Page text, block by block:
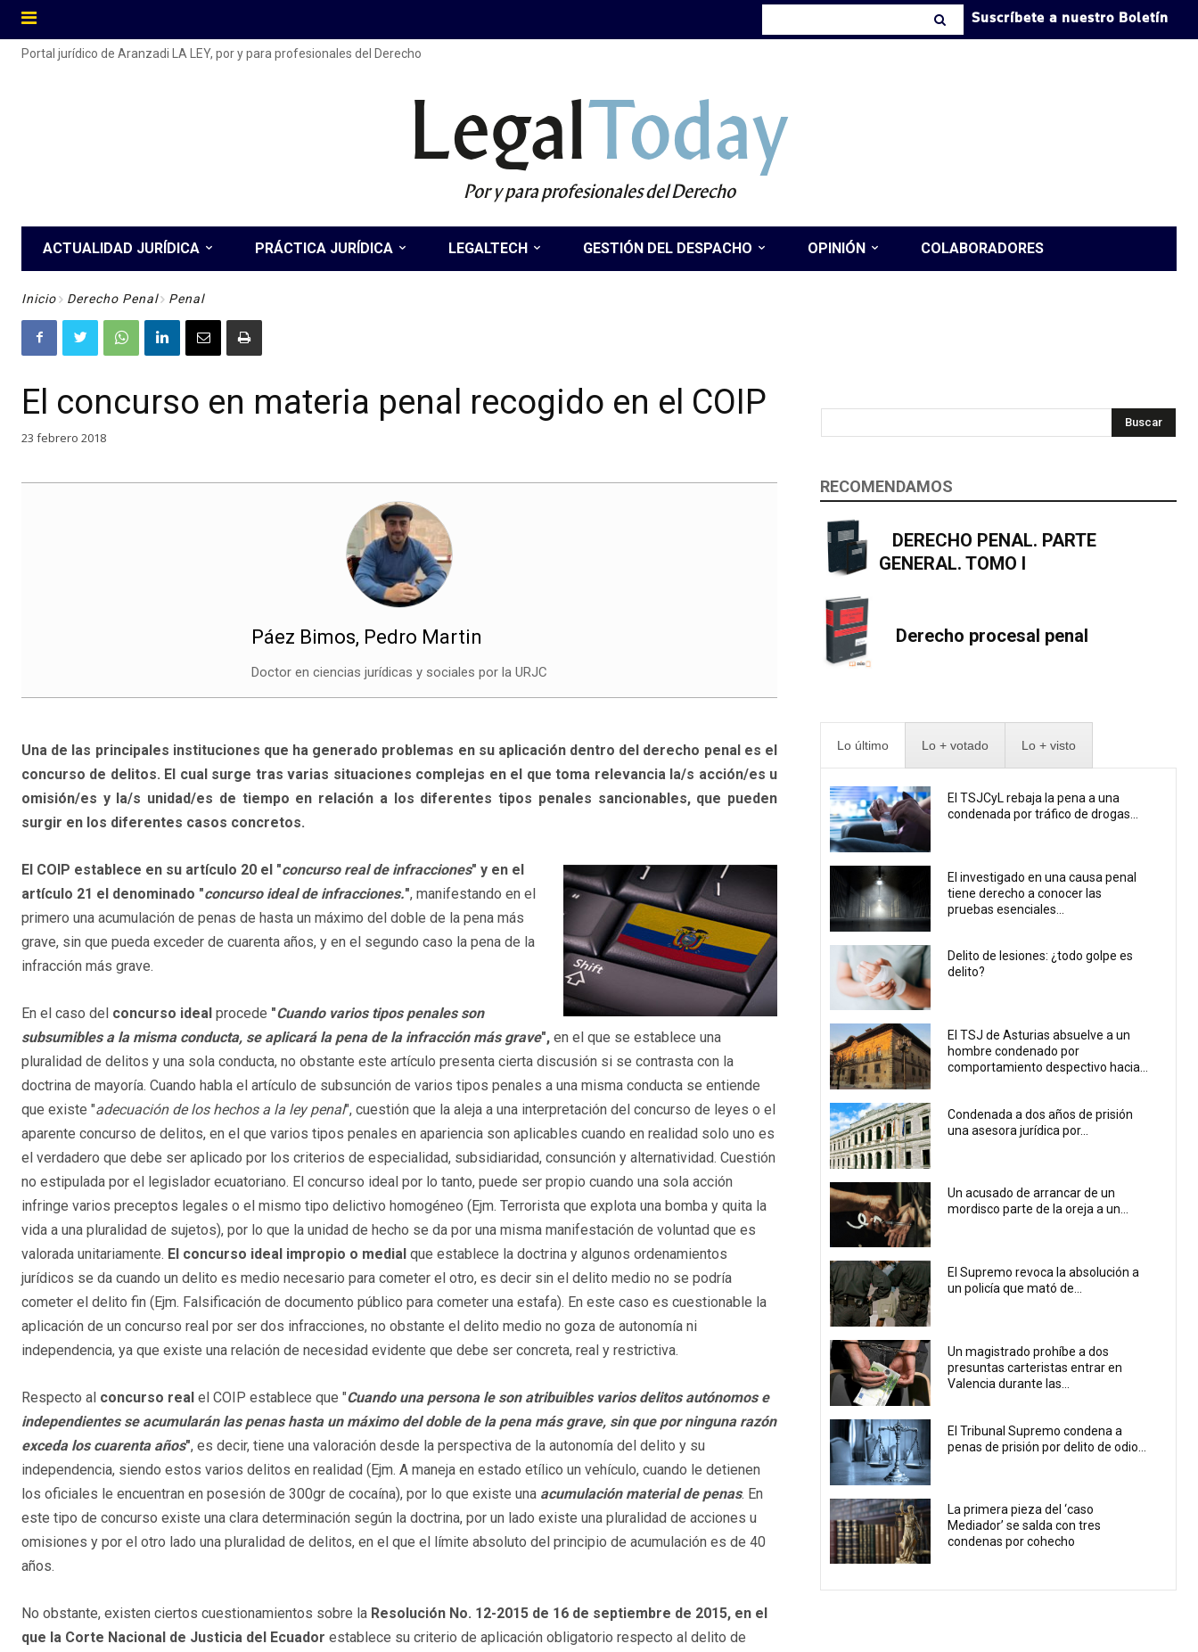
Suscríbete a nuestro Boletín
Portal jurídico de Aranzadi LA LEY, por y para profesionales del Derecho
LegalToday
Por y para profesionales del Derecho
ACTUALIDAD JURÍDICA PRÁCTICA JURÍDICA LEGALTECH GESTIÓN DEL DESPACHO OPINIÓN COLABORADORES
Inicio Derecho Penal Penal
El concurso en materia penal recogido en el COIP
23 febrero 2018
Páez Bimos, Pedro Martin
Doctor en ciencias jurídicas y sociales por la URJC
Una de las principales instituciones que ha generado problemas en su aplicación dentro del derecho penal es el
concurso de delitos. El cual surge tras varias situaciones complejas en el que toma relevancia la/s acción/es u
omisión/es y la/s unidad/es de tiempo en relación a los diferentes tipos penales sancionables, que pueden
surgir en los diferentes casos concretos.
El COIP establece en su artículo 20 el "concurso real de infracciones" y en el
artículo 21 el denominado "concurso ideal de infracciones.", manifestando en el
primero una acumulación de penas de hasta un máximo del doble de la pena más
grave, sin que pueda exceder de cuarenta años, y en el segundo caso la pena de la
infracción más grave.
En el caso del concurso ideal procede "Cuando varios tipos penales son
subsumibles a la misma conducta, se aplicará la pena de la infracción más grave", en el que se establece una
pluralidad de delitos y una sola conducta, no obstante este artículo presenta cierta discusión si se contrasta con la
doctrina de mayoría. Cuando habla el artículo de subsunción de varios tipos penales a una misma conducta se entiende
que existe "adecuación de los hechos a la ley penal", cuestión que la aleja a una interpretación del concurso de leyes o el
aparente concurso de delitos, en el que varios tipos penales en apariencia son aplicables cuando en realidad solo uno es
el verdadero que debe ser aplicado por los criterios de especialidad, subsidiaridad, consunción y alternatividad. Cuestión
no estipulada por el legislador ecuatoriano. El concurso ideal por lo tanto, puede ser propio cuando una sola acción
infringe varios preceptos legales o el mismo tipo delictivo homogéneo (Ejm. Terrorista que explota una bomba y quita la
vida a una pluralidad de sujetos), por lo que la unidad de hecho se da por una misma manifestación de voluntad que es
valorada unitariamente. El concurso ideal impropio o medial que establece la doctrina y algunos ordenamientos
jurídicos se da cuando un delito es medio necesario para cometer el otro, es decir sin el delito medio no se podría
cometer el delito fin (Ejm. Falsificación de documento público para cometer una estafa). En este caso es cuestionable la
aplicación de un concurso real por ser dos infracciones, no obstante el delito medio no goza de autonomía ni
independencia, ya que existe una relación de necesidad evidente que debe ser concreta, real y restrictiva.
Respecto al concurso real el COIP establece que "Cuando una persona le son atribuibles varios delitos autónomos e
independientes se acumularán las penas hasta un máximo del doble de la pena más grave, sin que por ninguna razón
exceda los cuarenta años", es decir, tiene una valoración desde la perspectiva de la autonomía del delito y su
independencia, siendo estos varios delitos en realidad (Ejm. A maneja en estado etílico un vehículo, cuando le detienen
los oficiales le encuentran en posesión de 300gr de cocaína), por lo que existe una acumulación material de penas. En
este tipo de concurso existe una clara determinación según la doctrina, por un lado existe una pluralidad de acciones u
omisiones y por el otro lado una pluralidad de delitos, en el que el límite absoluto del principio de acumulación es de 40
años.
No obstante, existen ciertos cuestionamientos sobre la Resolución No. 12-2015 de 16 de septiembre de 2015, en el
que la Corte Nacional de Justicia del Ecuador establece su criterio de aplicación obligatorio respecto al delito de
Buscar
RECOMENDAMOS
DERECHO PENAL. PARTE
GENERAL. TOMO I
Derecho procesal penal
Lo último Lo + votado Lo + visto
El TSJCyL rebaja la pena a una
condenada por tráfico de drogas...
El investigado en una causa penal
tiene derecho a conocer las
pruebas esenciales...
Delito de lesiones: ¿todo golpe es
delito?
El TSJ de Asturias absuelve a un
hombre condenado por
comportamiento despectivo hacia...
Condenada a dos años de prisión
una asesora jurídica por...
Un acusado de arrancar de un
mordisco parte de la oreja a un...
El Supremo revoca la absolución a
un policía que mató de...
Un magistrado prohíbe a dos
presuntas carteristas entrar en
Valencia durante las...
El Tribunal Supremo condena a
penas de prisión por delito de odio...
La primera pieza del ‘caso
Mediador’ se salda con tres
condenas por cohecho